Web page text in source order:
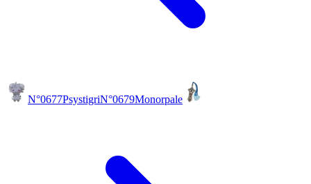
N°0677PsystigriN°0679Monorpale